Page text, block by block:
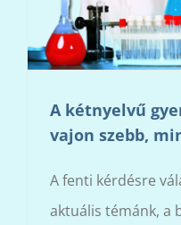
A kétnyelvű
vajon szebb,
A fenti kérdésre
aktuális témánk, a